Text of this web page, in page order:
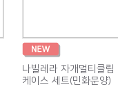
나빌레라 자개멀티클립
케이스 세트(민화문양)